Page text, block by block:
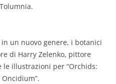
un nuovo genere, i botanici
di Harry Zelenko, pittore
illustrazioni per “Orchids: